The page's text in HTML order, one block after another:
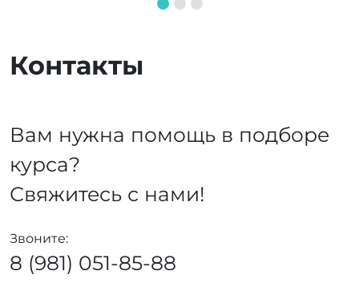
Контакты
Вам нужна помощь в подборе
курса?
Свяжитесь с нами!
Звоните:
8 (981) 051-85-88